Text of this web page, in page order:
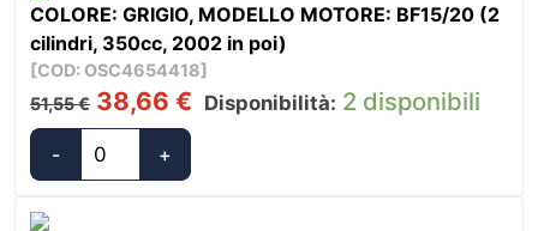
Navigazione
e
Riposo
quantità
COLORE: GRIGIO, MODELLO MOTORE: BF15/20 (2
cilindri, 350cc, 2002 in poi)
[COD: OSC4654418]
51,55€ Il
prezzo
originale
era:
38,66 € Disponibilità: 2 disponibili
-
Oceansouth
+